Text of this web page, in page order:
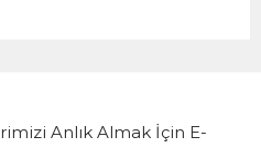
Anlık Almak İçin E-